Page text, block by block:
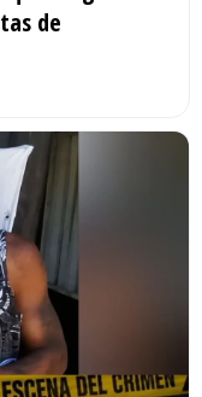
de